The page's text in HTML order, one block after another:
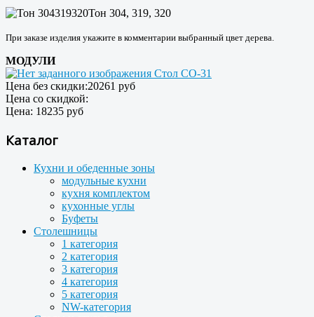
Тон 304, 319, 320
При заказе изделия укажите в комментарии выбранный цвет дерева.
МОДУЛИ
Стол СО-31
Цена без скидки:20261 руб
Цена со скидкой:
Цена: 18235 руб
Каталог
Кухни и обеденные зоны
модульные кухни
кухня комплектом
кухонные углы
Буфеты
Столешницы
1 категория
2 категория
3 категория
4 категория
5 категория
NW-категория